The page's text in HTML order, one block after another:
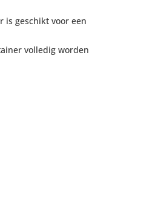
geschikt voor een
volledig worden